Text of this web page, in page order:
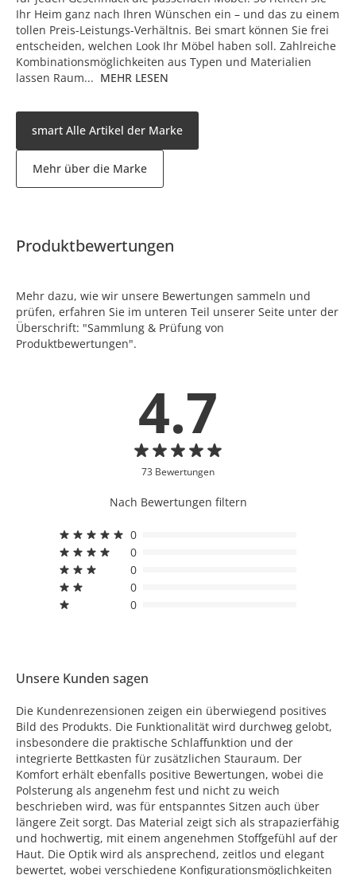
Ihr Heim ganz nach Ihren Wünschen ein – und das zu einem
tollen Preis-Leistungs-Verhältnis. Bei smart können Sie frei
entscheiden, welchen Look Ihr Möbel haben soll. Zahlreiche
Kombinationsmöglichkeiten aus Typen und Materialien
lassen Raum... MEHR LESEN
smart Alle Artikel der Marke
Mehr über die Marke
Produktbewertungen
Mehr dazu, wie wir unsere Bewertungen sammeln und
prüfen, erfahren Sie im unteren Teil unserer Seite unter der
Überschrift: "Sammlung & Prüfung von
Produktbewertungen".
4.7
73 Bewertungen
Nach Bewertungen filtern
0
0
0
0
0
Unsere Kunden sagen
Die Kundenrezensionen zeigen ein überwiegend positives
Bild des Produkts. Die Funktionalität wird durchweg gelobt,
insbesondere die praktische Schlaffunktion und der
integrierte Bettkasten für zusätzlichen Stauraum. Der
Komfort erhält ebenfalls positive Bewertungen, wobei die
Polsterung als angenehm fest und nicht zu weich
beschrieben wird, was für entspanntes Sitzen auch über
längere Zeit sorgt. Das Material zeigt sich als strapazierfähig
und hochwertig, mit einem angenehmen Stoffgefühl auf der
Haut. Die Optik wird als ansprechend, zeitlos und elegant
bewertet, wobei verschiedene Konfigurationsmöglichkeiten